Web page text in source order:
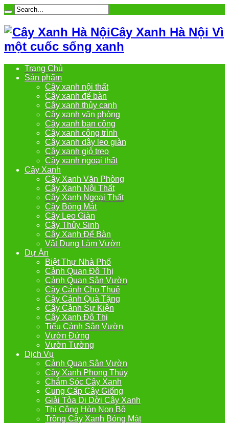
Cây Xanh Hà Nội Vì
một cuốc sống xanh
Trang Chủ
Sản phẩm
Cây xanh nội thất
Cây xanh để bàn
Cây xanh thủy canh
Cây xanh văn phòng
Cây xanh ban công
Cây xanh công trình
Cây xanh dây leo giàn
Cây xanh giỏ treo
Cây xanh ngoại thất
Cây Xanh
Cây Xanh Văn Phòng
Cây Xanh Nội Thất
Cây Xanh Ngoại Thất
Cây Bóng Mát
Cây Leo Giàn
Cây Thủy Sinh
Cây Xanh Để Bàn
Vật Dụng Làm Vườn
Dự Án
Biệt Thự Nhà Phố
Cảnh Quan Đô Thị
Cảnh Quan Sân Vườn
Cây Cảnh Cho Thuê
Cây Cảnh Quà Tặng
Cây Cảnh Sự Kiện
Cây Xanh Đô Thị
Tiểu Cảnh Sân Vườn
Vườn Đứng
Vườn Tường
Dịch Vụ
Cảnh Quan Sân Vườn
Cây Xanh Phong Thủy
Chắm Sóc Cây Xanh
Cung Cấp Cây Giống
Giải Tỏa Di Dời Cây Xanh
Thi Công Hòn Non Bộ
Trồng Cây Xanh Bóng Mát